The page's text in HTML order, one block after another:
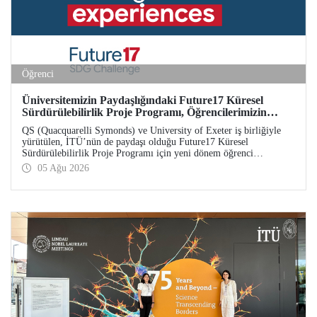
Öğrenci
Üniversitemizin Paydaşlığındaki Future17 Küresel
Sürdürülebilirlik Proje Programı, Öğrencilerimizin
Başvurularını Bekliyor
QS (Quacquarelli Symonds) ve University of Exeter iş birliğiyle
yürütülen, İTÜ’nün de paydaşı olduğu Future17 Küresel
Sürdürülebilirlik Proje Programı için yeni dönem öğrenci
başvuruları açıldı. Başvurular için son gün 31 Ağustos!
05 Ağu 2026